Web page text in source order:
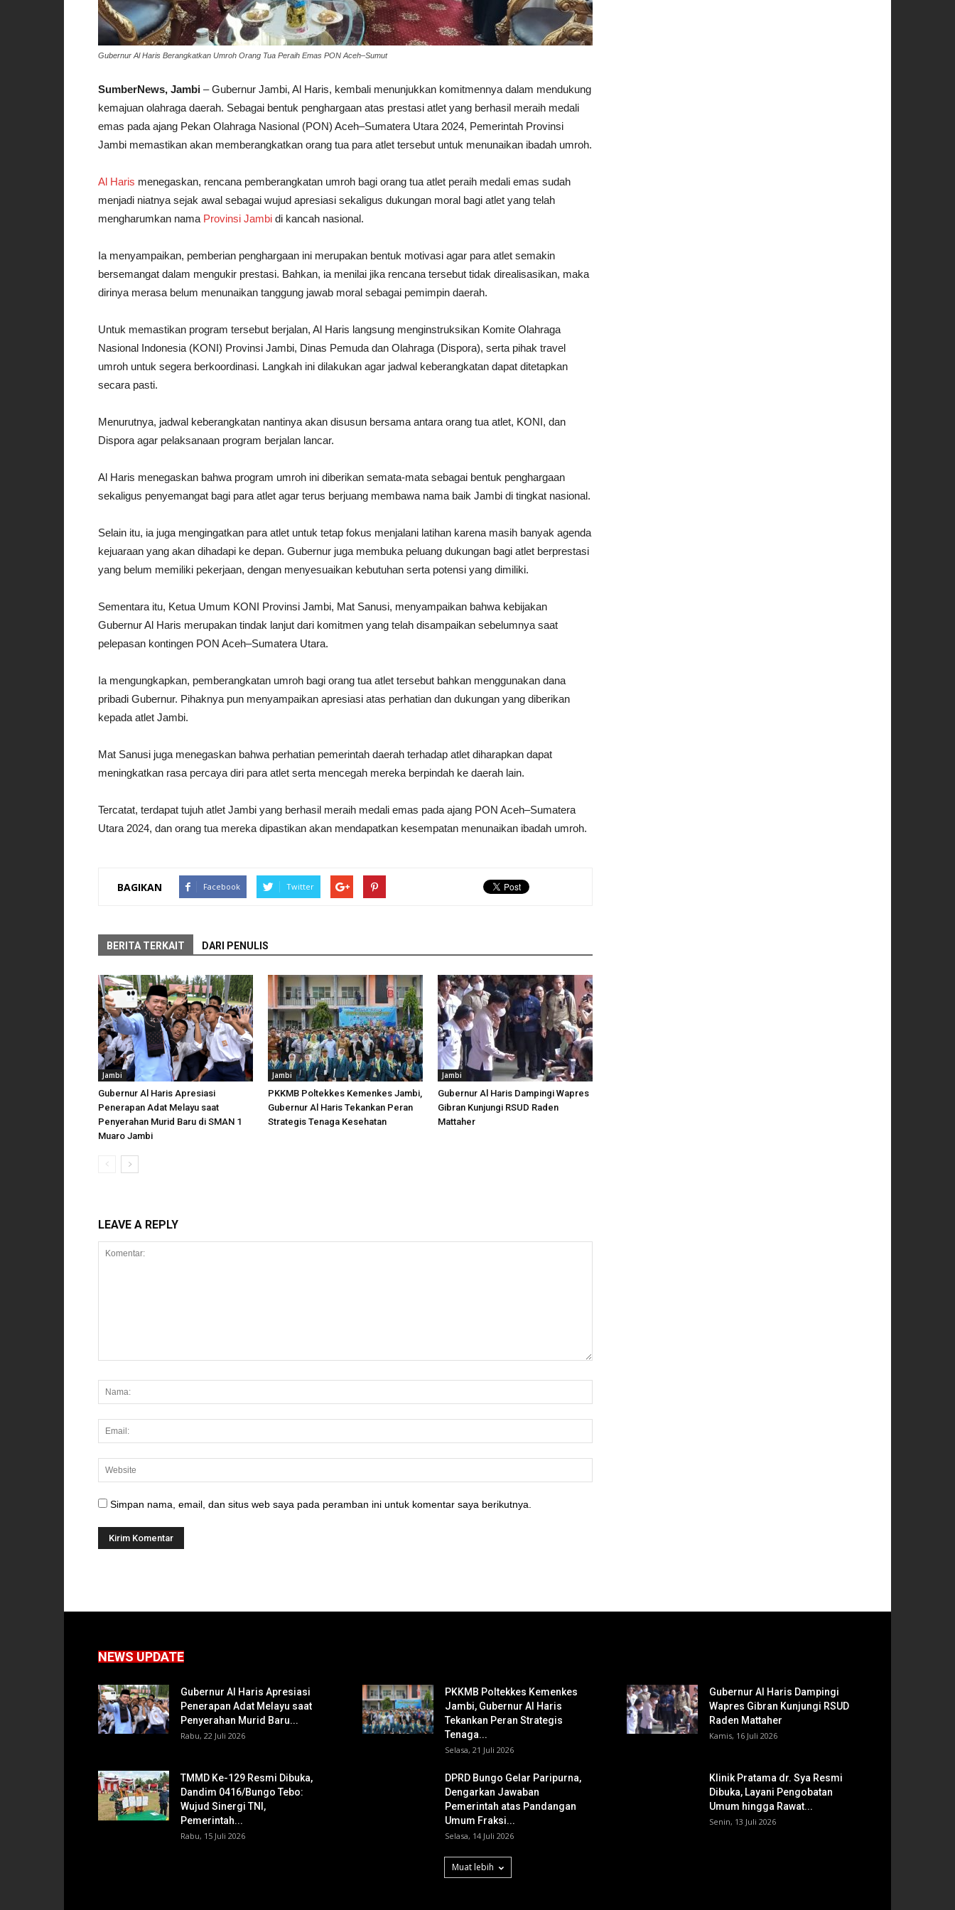
Gubernur Al Haris Berangkatkan Umroh Orang Tua Peraih Emas PON Aceh–Sumut
SumberNews, Jambi – Gubernur Jambi, Al Haris, kembali menunjukkan komitmennya dalam mendukung
kemajuan olahraga daerah. Sebagai bentuk penghargaan atas prestasi atlet yang berhasil meraih medali
emas pada ajang Pekan Olahraga Nasional (PON) Aceh–Sumatera Utara 2024, Pemerintah Provinsi
Jambi memastikan akan memberangkatkan orang tua para atlet tersebut untuk menunaikan ibadah umroh.
Al Haris menegaskan, rencana pemberangkatan umroh bagi orang tua atlet peraih medali emas sudah
menjadi niatnya sejak awal sebagai wujud apresiasi sekaligus dukungan moral bagi atlet yang telah
mengharumkan nama Provinsi Jambi di kancah nasional.
Ia menyampaikan, pemberian penghargaan ini merupakan bentuk motivasi agar para atlet semakin
bersemangat dalam mengukir prestasi. Bahkan, ia menilai jika rencana tersebut tidak direalisasikan, maka
dirinya merasa belum menunaikan tanggung jawab moral sebagai pemimpin daerah.
Untuk memastikan program tersebut berjalan, Al Haris langsung menginstruksikan Komite Olahraga
Nasional Indonesia (KONI) Provinsi Jambi, Dinas Pemuda dan Olahraga (Dispora), serta pihak travel
umroh untuk segera berkoordinasi. Langkah ini dilakukan agar jadwal keberangkatan dapat ditetapkan
secara pasti.
Menurutnya, jadwal keberangkatan nantinya akan disusun bersama antara orang tua atlet, KONI, dan
Dispora agar pelaksanaan program berjalan lancar.
Al Haris menegaskan bahwa program umroh ini diberikan semata-mata sebagai bentuk penghargaan
sekaligus penyemangat bagi para atlet agar terus berjuang membawa nama baik Jambi di tingkat nasional.
Selain itu, ia juga mengingatkan para atlet untuk tetap fokus menjalani latihan karena masih banyak agenda
kejuaraan yang akan dihadapi ke depan. Gubernur juga membuka peluang dukungan bagi atlet berprestasi
yang belum memiliki pekerjaan, dengan menyesuaikan kebutuhan serta potensi yang dimiliki.
Sementara itu, Ketua Umum KONI Provinsi Jambi, Mat Sanusi, menyampaikan bahwa kebijakan
Gubernur Al Haris merupakan tindak lanjut dari komitmen yang telah disampaikan sebelumnya saat
pelepasan kontingen PON Aceh–Sumatera Utara.
Ia mengungkapkan, pemberangkatan umroh bagi orang tua atlet tersebut bahkan menggunakan dana
pribadi Gubernur. Pihaknya pun menyampaikan apresiasi atas perhatian dan dukungan yang diberikan
kepada atlet Jambi.
Mat Sanusi juga menegaskan bahwa perhatian pemerintah daerah terhadap atlet diharapkan dapat
meningkatkan rasa percaya diri para atlet serta mencegah mereka berpindah ke daerah lain.
Tercatat, terdapat tujuh atlet Jambi yang berhasil meraih medali emas pada ajang PON Aceh–Sumatera
Utara 2024, dan orang tua mereka dipastikan akan mendapatkan kesempatan menunaikan ibadah umroh.
BAGIKAN Facebook Twitter
BERITA TERKAIT DARI PENULIS
Jambi
Gubernur Al Haris Apresiasi
Penerapan Adat Melayu saat
Penyerahan Murid Baru di SMAN 1
Muaro Jambi
Jambi
PKKMB Poltekkes Kemenkes Jambi,
Gubernur Al Haris Tekankan Peran
Strategis Tenaga Kesehatan
Jambi
Gubernur Al Haris Dampingi Wapres
Gibran Kunjungi RSUD Raden
Mattaher
LEAVE A REPLY
Simpan nama, email, dan situs web saya pada peramban ini untuk komentar saya berikutnya.
NEWS UPDATE
Gubernur Al Haris Apresiasi
Penerapan Adat Melayu saat
Penyerahan Murid Baru...
Rabu, 22 Juli 2026
PKKMB Poltekkes Kemenkes
Jambi, Gubernur Al Haris
Tekankan Peran Strategis
Tenaga...
Selasa, 21 Juli 2026
Gubernur Al Haris Dampingi
Wapres Gibran Kunjungi RSUD
Raden Mattaher
Kamis, 16 Juli 2026
TMMD Ke-129 Resmi Dibuka,
Dandim 0416/Bungo Tebo:
Wujud Sinergi TNI,
Pemerintah...
Rabu, 15 Juli 2026
DPRD Bungo Gelar Paripurna,
Dengarkan Jawaban
Pemerintah atas Pandangan
Umum Fraksi...
Selasa, 14 Juli 2026
Klinik Pratama dr. Sya Resmi
Dibuka, Layani Pengobatan
Umum hingga Rawat...
Senin, 13 Juli 2026
Muat lebih